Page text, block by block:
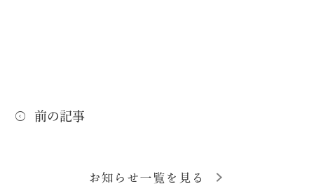
前の記事
お知らせ一覧を見る